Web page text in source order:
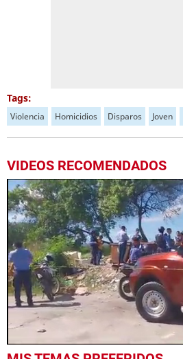
Tags:
Violencia Homicidios Disparos Joven
VIDEOS RECOMENDADOS